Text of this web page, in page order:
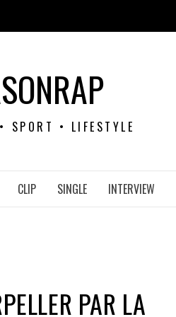
SPORT • LIFESTYLE
CLIP SINGLE INTERVIEW
PAR LA